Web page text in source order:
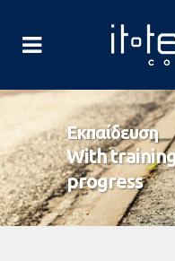
Εκπαίδευση
With
progress